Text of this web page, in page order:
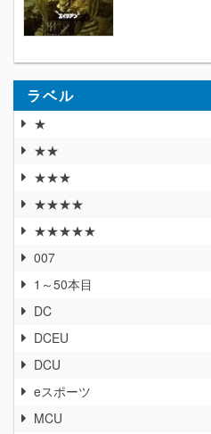
ラベル
★
★★
★★★
★★★★
★★★★★
007
1～50本目
DC
DCEU
DCU
eスポーツ
MCU